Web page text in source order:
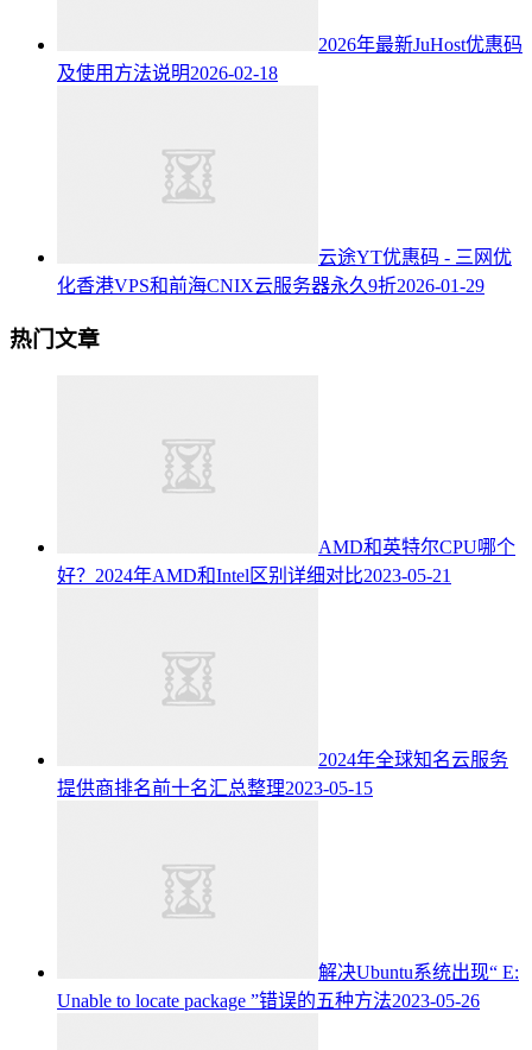
2026年最新JuHost优惠码
及使用方法说明2026-02-18
云途YT优惠码 - 三网优
化香港VPS和前海CNIX云服务器永久9折2026-01-29
热门文章
AMD和英特尔CPU哪个
好？2024年AMD和Intel区别详细对比2023-05-21
2024年全球知名云服务
提供商排名前十名汇总整理2023-05-15
解决Ubuntu系统出现“ E:
Unable to locate package ”错误的五种方法2023-05-26